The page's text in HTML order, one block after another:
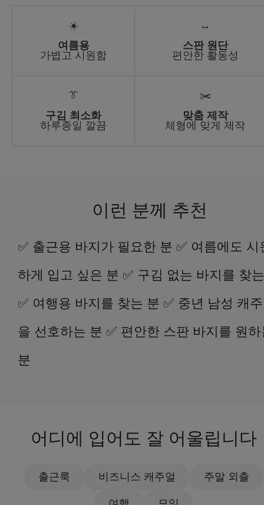
☀️
여름용
가볍고 시원함
↔️
스판 원단
편안한 활동성
👔
구김 최소화
하루종일 깔끔
✂️
맞춤 제작
체형에 맞게 제작
이런 분께 추천
✅ 출근용 바지가 필요한 분 ✅ 여름에도 시
하게 입고 싶은 분 ✅ 구김 없는 바지를 찾
✅ 여행용 바지를 찾는 분 ✅ 중년 남성 캐
을 선호하는 분 ✅ 편안한 스판 바지를 원하
분
어디에 입어도 잘 어울립니다
출근룩 비즈니스 캐주얼 주말 외출